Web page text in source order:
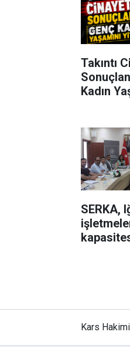
Takıntı
Kadın
SERKA,
Kars